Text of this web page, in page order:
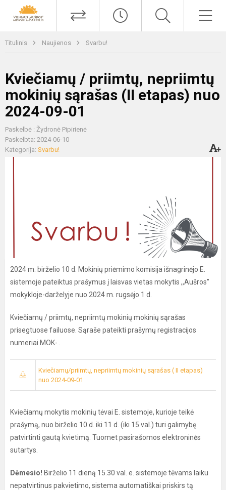
Titulinis Naujienos Svarbu!
Kviečiamų / priimtų, nepriimtų
mokinių sąrašas (II etapas) nuo
2024-09-01
Paskelbė : Žydronė Pipirienė
Paskelbta: 2024-06-10
Kategorija: Svarbu!
2024 m. birželio 10 d. Mokinių priėmimo komisija išnagrinėjo E.
sistemoje pateiktus prašymus į laisvas vietas mokytis ,,Aušros”
mokykloje-darželyje nuo 2024 m. rugsėjo 1 d.
Kviečiamų / priimtų, nepriimtų mokinių mokinių sąrašas
prisegtuose failuose. Sąraše pateikti prašymų registracijos
numeriai MOK- .
Kviečiamų/priimtų, nepriimtų mokinių sąrašas ( II etapas)
nuo 2024-09-01
Kviečiamų mokytis mokinių tėvai E. sistemoje, kurioje teikė
prašymą, nuo birželio 10 d. iki 11 d. (iki 15 val.) turi galimybę
patvirtinti gautą kvietimą. Tuomet pasirašomos elektroninės
sutartys.
Dėmesio! Birželio 11 dieną 15.30 val. e. sistemoje tėvams laiku
nepatvirtinus pakvietimo, sistema automatiškai priskirs tą